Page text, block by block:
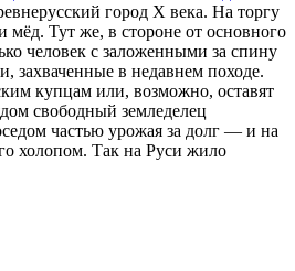
город X века. На торгу
мёд. Тут же, в стороне от основного
человек с заложенными за спину
захваченные в недавнем походе.
купцам или, возможно, оставят
свободный земледелец
частью урожая за долг — и на
холопом. Так на Руси жило